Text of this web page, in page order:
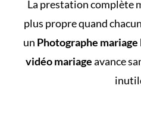
La prestation complète
plus propre quand
un Photographe mariage
vidéo mariageavance